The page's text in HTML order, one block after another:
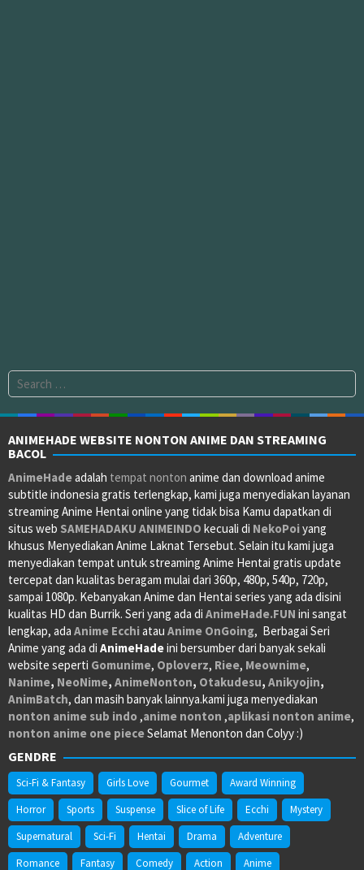
Search
for:
ANIMEHADE WEBSITE NONTON ANIME DAN STREAMING
BACOL
AnimeHadeadalah tempat nonton anime dan download anime
subtitle indonesia gratis terlengkap, kami juga menyediakan layanan
streaming Anime Hentai online yang tidak bisa Kamu dapatkan di
situs web SAMEHADAKU ANIMEINDO kecuali di NekoPoiyang
khusus Menyediakan Anime Laknat Tersebut. Selain itu kami juga
menyediakan tempat untuk streaming Anime Hentai gratis update
tercepat dan kualitas beragam mulai dari 360p, 480p, 540p, 720p,
sampai 1080p. Kebanyakan Anime dan Hentai series yang ada disini
kualitas HD dan Burrik. Seri yang ada di AnimeHade.FUN ini sangat
lengkap, ada Anime Ecchiatau Anime OnGoing, Berbagai Seri
Anime yang ada di AnimeHadeini bersumber dari banyak sekali
website seperti Gomunime, Oploverz, Riee, Meownime,
Nanime, NeoNime, AnimeNonton, Otakudesu, Anikyojin,
AnimBatch, dan masih banyak lainnya.kami juga menyediakan
nonton anime sub indo ,anime nonton ,aplikasi nonton anime,
nonton anime one pieceSelamat Menonton dan Colyy :)
GENDRE
Sci-Fi & Fantasy Girls Love Gourmet
Award Winning
Horror
Sports Suspense Slice of Life Ecchi
Mystery
Supernatural
Sci-Fi Hentai Drama
Adventure
Romance
Fantasy Comedy Action Anime